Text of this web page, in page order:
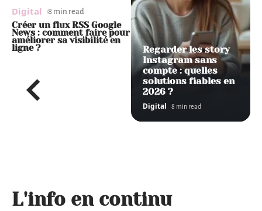
Digital 8 min read
Créer un flux RSS Google
News : comment faire pour
améliorer sa visibilité en
ligne ?
Digital 8 min read
Première connexion à mon
compte portail Orange :
mode d’emploi
Regarder les story
Instagram sans
compte : quelles
solutions fiables en
2026 ?
Digital 8 min read
L'info en continu